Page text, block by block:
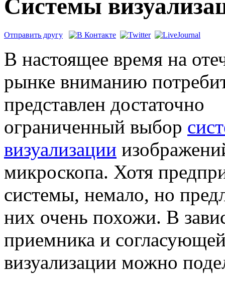
Системы
Отправить другу
В настоящее время на
рынке вниманию
представлен достаточно
ограниченный выбор
визуализации
микроскопа. Хотя
системы, немало, но
них очень похожи. В
приемника и
визуализации можно